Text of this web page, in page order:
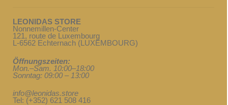
LEONIDAS STORE
Nonnemillen-Center
121, route de Luxembourg
L-6562 Echternach (LUXEMBOURG)
Öffnungszeiten:
Mon.–Sam. 10:00–18:00
Sonntag: 09:00 – 13:00
info@leonidas.store
Tel: (+352) 621 508 416